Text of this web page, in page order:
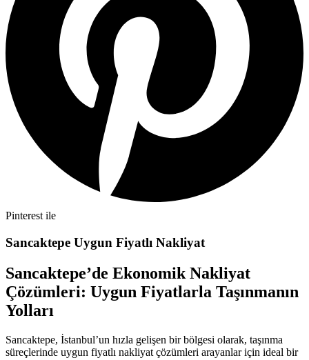
Pinterest ile
Sancaktepe Uygun Fiyatlı Nakliyat
Sancaktepe’de Ekonomik Nakliyat
Çözümleri: Uygun Fiyatlarla Taşınmanın
Yolları
Sancaktepe, İstanbul’un hızla gelişen bir bölgesi olarak, taşınma
süreçlerinde uygun fiyatlı nakliyat çözümleri arayanlar için ideal bir